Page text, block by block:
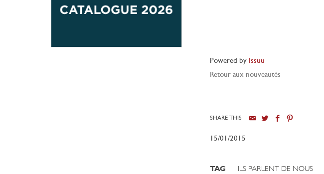
Powered by Issuu
Retour aux nouveautés
SHARE THIS
15/01/2015
TAG ILS PARLENT DE NOUS